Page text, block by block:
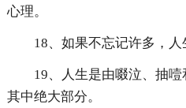
心理。
18、如果不忘记许多，人
19、人生是由啜泣、抽
其中绝大部分。